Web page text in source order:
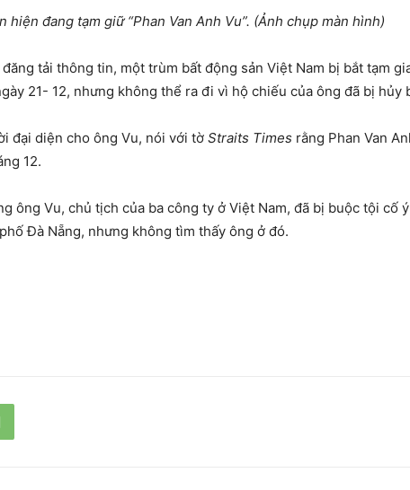
đang tạm giữ “Phan Van Anh Vu”. (Ảnh chụp màn hình)
tải thông tin, một trùm bất động sản Việt Nam bị bắt tạm
21- 12, nhưng không thể ra đi vì hộ chiếu của ông đã bị hủy
đại diện cho ông Vu, nói với tờ Straits Times rằng Phan Van
12.
ông Vu, chủ tịch của ba công ty ở Việt Nam, đã bị buộc tội cố
Đà Nẵng, nhưng không tìm thấy ông ở đó.